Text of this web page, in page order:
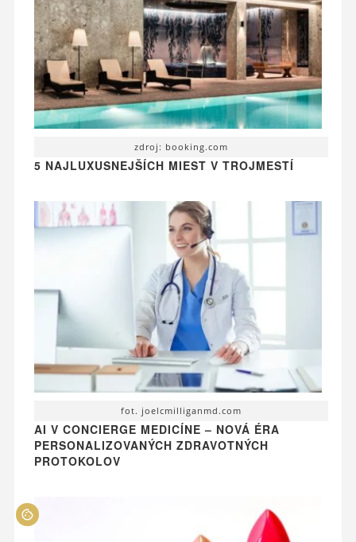
zdroj: booking.com
5 NAJLUXUSNEJŠÍCH MIEST V TROJMESTÍ
fot. joelcmilliganmd.com
AI V CONCIERGE MEDICÍNE – NOVÁ ÉRA
PERSONALIZOVANÝCH ZDRAVOTNÝCH
PROTOKOLOV